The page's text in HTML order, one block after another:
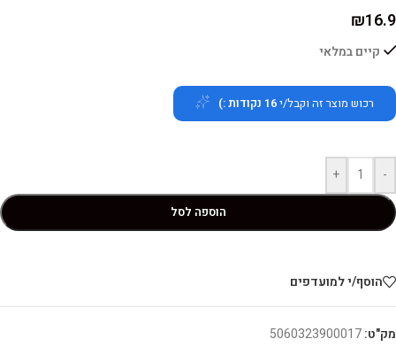
₪16.9
קיים במלאי
רכוש מוצר זה וקבל/י16 נקודות :)
-
+
הוספה לסל
הוסף/י למועדפים
מק"ט:5060323900017